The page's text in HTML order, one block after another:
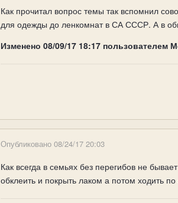
Как прочитал вопрос темы так вспомнил
для одежды до ленкомнат в СА СССР. А в
Изменено 08/09/17 18:17 пользователем
Опубликовано 08/24/17 20:03
Как всегда в семьях без перегибов не
обклеить и покрыть лаком а потом ходить